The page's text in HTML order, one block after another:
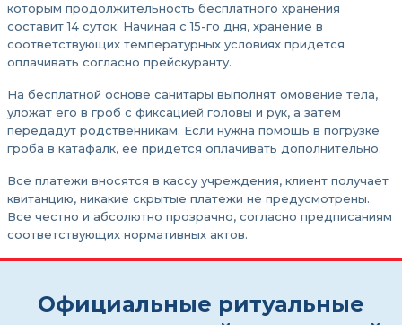
которым продолжительность бесплатного хранения
составит 14 суток. Начиная с 15-го дня, хранение в
соответствующих температурных условиях придется
оплачивать согласно прейскуранту.
На бесплатной основе санитары выполнят омовение тела,
уложат его в гроб с фиксацией головы и рук, а затем
передадут родственникам. Если нужна помощь в погрузке
гроба в катафалк, ее придется оплачивать дополнительно.
Все платежи вносятся в кассу учреждения, клиент получает
квитанцию, никакие скрытые платежи не предусмотрены.
Все честно и абсолютно прозрачно, согласно предписаниям
соответствующих нормативных актов.
Официальные ритуальные